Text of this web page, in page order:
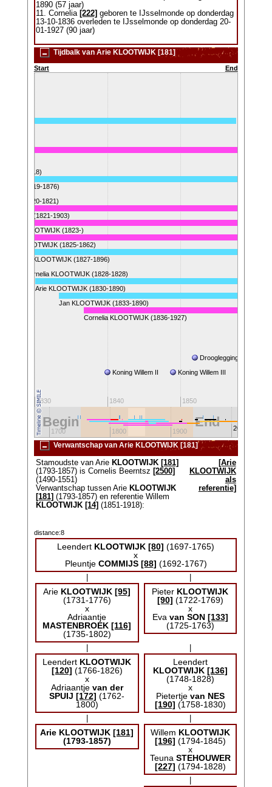
1890 (57 jaar)
11. Cornelia [222] geboren te IJsselmonde op donderdag
13-10-1836 overleden te IJsselmonde op donderdag 20-
01-1927 (90 jaar)
Tijdbalk van Arie KLOOTWIJK [181]
Start End
1830 1840 1850
Drooglegging
Koning Willem III
Koning Willem II
Cornelia KLOOTWIJK (1836-1927)
Jan KLOOTWIJK (1833-1890)
Arie KLOOTWIJK (1830-1890)
Cornelia KLOOTWIJK (1828-1828)
Pieter KLOOTWIJK (1827-1896)
KLOOTWIJK (1825-1862)
KLOOTWIJK (1823-)
(1821-1903)
(1820-1821)
(1819-1876)
(1817-1818)
1700 1800 1900 2000
Begin End
Verwantschap van Arie KLOOTWIJK [181]
Stamoudste van Arie KLOOTWIJK [181]
(1793-1857) is Cornelis Beerntsz [2500]
(1490-1551)
Verwantschap tussen Arie KLOOTWIJK
[181] (1793-1857) en referentie Willem
KLOOTWIJK [14] (1851-1918):
[Arie
KLOOTWIJK
als
referentie]
distance:8
Leendert KLOOTWIJK [80] (1697-1765)
x
Pleuntje COMMIJS [88] (1692-1767)
Arie KLOOTWIJK [95]
(1731-1776)
x
Adriaantje
MASTENBROEK [116]
(1735-1802)
Pieter KLOOTWIJK
[90] (1722-1769)
x
Eva van SON [133]
(1725-1763)
Leendert KLOOTWIJK
[120] (1766-1826)
x
Adriaantje van der
SPUIJ [172] (1762-
1800)
Leendert
KLOOTWIJK [136]
(1748-1828)
x
Pietertje van NES
[190] (1758-1830)
Arie KLOOTWIJK [181]
(1793-1857)
Willem KLOOTWIJK
[196] (1794-1845)
x
Teuna STEHOUWER
[227] (1794-1828)